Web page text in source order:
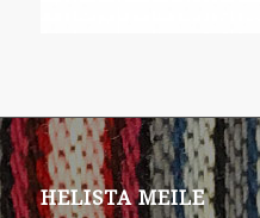
HELISTA MEILE